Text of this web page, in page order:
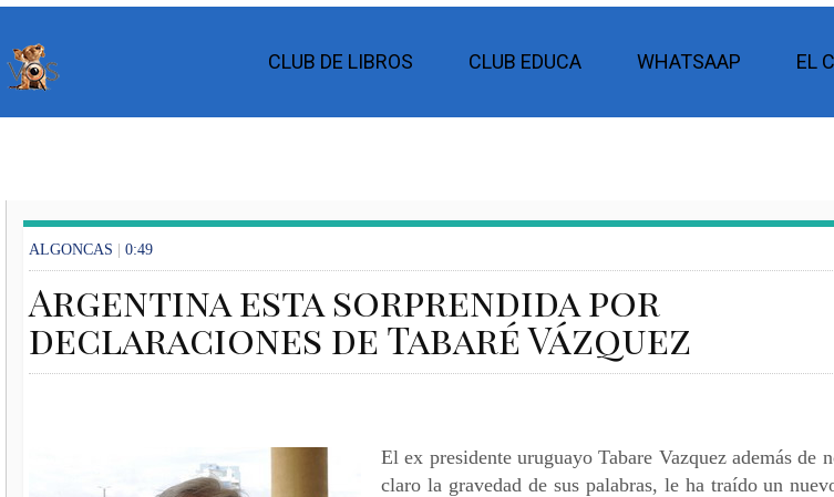
CLUB DE LIBROS CLUB EDUCA WHATSAAP EL
ALGONCAS | 0:49
Argentina esta sorprendida por
declaraciones de Tabaré Vázquez
El ex presidente uruguayo Tabare Vazquez además de
claro la gravedad de sus palabras, le ha traído un